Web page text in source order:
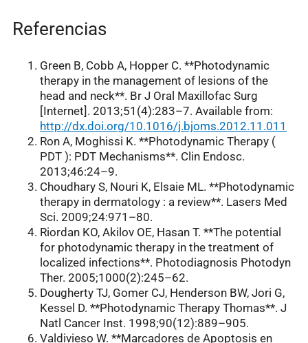
Referencias
Green B, Cobb A, Hopper C. **Photodynamic
therapy in the management of lesions of the
head and neck**. Br J Oral Maxillofac Surg
[Internet]. 2013;51(4):283–7. Available from:
http://dx.doi.org/10.1016/j.bjoms.2012.11.011
Ron A, Moghissi K. **Photodynamic Therapy (
PDT ): PDT Mechanisms**. Clin Endosc.
2013;46:24–9.
Choudhary S, Nouri K, Elsaie ML. **Photodynamic
therapy in dermatology : a review**. Lasers Med
Sci. 2009;24:971–80.
Riordan KO, Akilov OE, Hasan T. **The potential
for photodynamic therapy in the treatment of
localized infections**. Photodiagnosis Photodyn
Ther. 2005;1000(2):245–62.
Dougherty TJ, Gomer CJ, Henderson BW, Jori G,
Kessel D. **Photodynamic Therapy Thomas**. J
Natl Cancer Inst. 1998;90(12):889–905.
Valdivieso W. **Marcadores de Apoptosis en